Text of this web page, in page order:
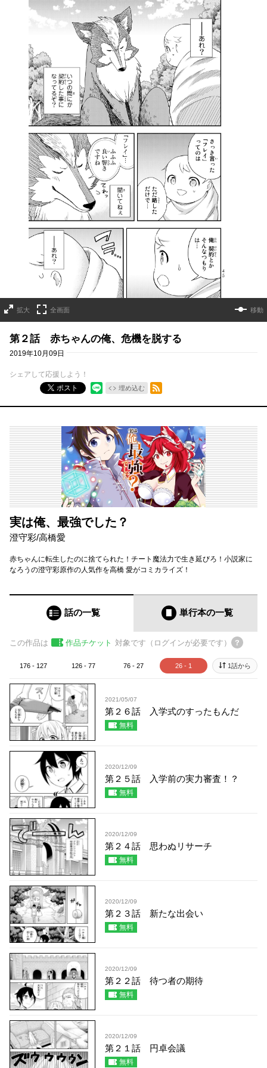
拡大 全画面 移動
第２話 赤ちゃんの俺、危機を脱する
2019年10月09日
シェアして応援しよう！
ポスト
埋め込む
RSSフィード
実は俺、最強でした？
澄守彩/高橋愛
赤ちゃんに転生したのに捨てられた！チート魔法力で生き延びろ！小説家に
なろうの澄守彩原作の人気作を高橋 愛がコミカライズ！
話の一覧 単行本の一覧
この作品は 作品チケット 対象です（ログインが必要です）
176 - 127 126 - 77 76 - 27 26 - 1 1話から
2021/05/07
第２６話 入学式のすったもんだ
無料
2020/12/09
第２５話 入学前の実力審査！？
無料
2020/12/09
第２４話 思わぬリサーチ
無料
2020/12/09
第２３話 新たな出会い
無料
2020/12/09
第２２話 待つ者の期待
無料
2020/12/09
第２１話 円卓会議
無料